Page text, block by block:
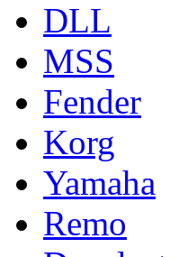
DLL
MSS
Fender
Korg
Yamaha
Remo